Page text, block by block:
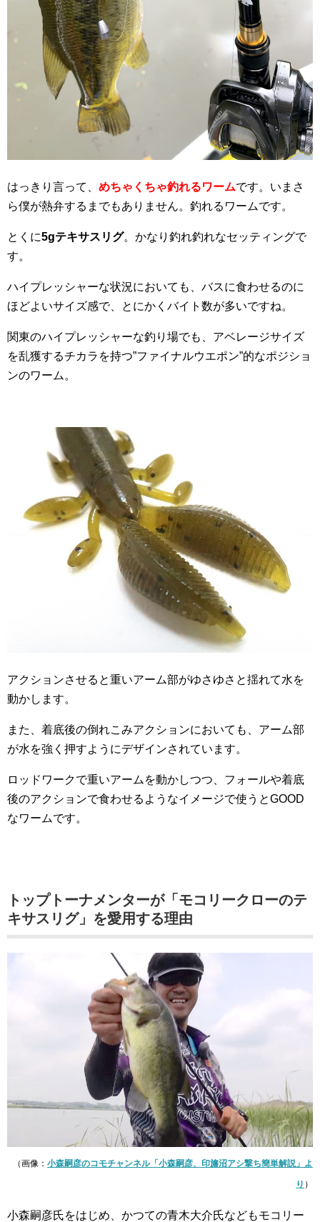
はっきり言って、 めちゃくちゃ釣れるワームです。いまさ
ら僕が熱弁するまでもありません。釣れるワームです。
とくに5gテキサスリグ。かなり釣れ釣れなセッティングで
す。
ハイプレッシャーな状況においても、バスに食わせるのに
ほどよいサイズ感で、とにかくバイト数が多いですね。
関東のハイプレッシャーな釣り場でも、アベレージサイズ
を乱獲するチカラを持つ”ファイナルウエポン”的なポジショ
ンのワーム。
アクションさせると重いアーム部がゆさゆさと揺れて水を
動かします。
また、着底後の倒れこみアクションにおいても、アーム部
が水を強く押すようにデザインされています。
ロッドワークで重いアームを動かしつつ、フォールや着底
後のアクションで食わせるようなイメージで使うとGOOD
なワームです。
トップトーナメンターが「モコリークローのテ
キサスリグ」を愛用する理由
（画像： 小森嗣彦のコモチャンネル「小森嗣彦、印旛沼アシ撃ち簡単解説」よ
り ）
小森嗣彦氏をはじめ、かつての青木大介氏などもモコリー